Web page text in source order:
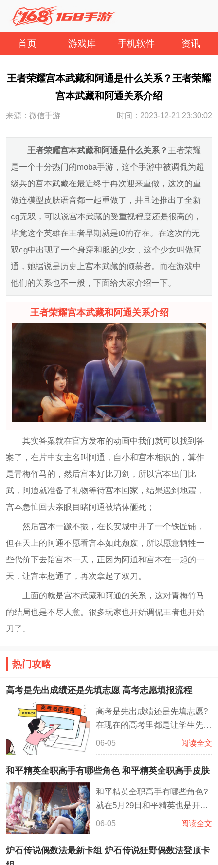
首页 游戏库 手机软件 资讯
王者荣耀宫本武藏和阿通是什么关系？王者荣耀
宫本武藏和阿通关系介绍
来源：微信手游 时间：2023-12-21 23:30:02
王者荣耀宫本武藏和阿通是什么关系？ 王者荣耀
是一个十分热门的moba手游，这个手游中被调侃为超
级兵的宫本武藏在最近终于再次迎来重做，这次的重
做连模型皮肤语音都一起重做了，并且还推出了全新
cg无双，可以说宫本武藏的受重视程度还是很高的，
毕竟这个英雄在王者早期就是t0的存在。在这次的无
双cg中出现了一个身穿和服的少女，这个少女叫做阿
通，她据说是历史上宫本武藏的倾慕者。而在游戏中
他们的关系也不一般，下面给大家介绍一下。
王者荣耀宫本武藏和阿通关系介绍
其实答案就在官方发布的动画中我们就可以找到答
案了，在片中女主名叫阿通，自小和宫本相识的，算作
是青梅竹马的，然后宫本好比刀剑，所以宫本出门比
武，阿通就准备了礼物等待宫本回家，结果遇到地震，
宫本急忙回去亲眼目睹阿通被墙体砸死；
然后宫本一蹶不振，在长安城中开了一个铁匠铺，
但在天上的阿通不愿看宫本如此颓废，所以愿意牺牲一
些代价下去陪宫本一天，正因为阿通和宫本在一起的一
天，让宫本想通了，再次拿起了双刀。
上面的就是宫本武藏和阿通的关系，这对青梅竹马
的结局也是不尽人意。很多玩家也开始调侃王者也开始
刀了。
热门攻略
高考是先出成绩还是先填志愿 高考志愿填报流程
高考是先出成绩还是先填志愿?
在现在的高考里都是让学生先知
道成绩，然后再去查自身排名和
各学校的分数线，这样子可以降
低考生报志愿时各种不清楚确
报名到自己心仪的大学，大大减
少了盲目报名导致滑档的风险
06-05 阅读全文
和平精英全职高手有哪些角色 和平精英全职高手皮肤
和平精英全职高手有哪些角色?
就在5月29日和平精英也是开展
了与全职高手的联动，这次联动
主要同步上线了联动皮肤，主要
有君莫笑、沐雨橙风、寒烟柔三
06-05 阅读全文
炉石传说偶数法最新卡组 炉石传说狂野偶数法登顶卡